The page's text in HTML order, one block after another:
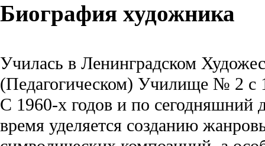
Биография художника
Училась в Ленинградском
(Педагогическом) Училище № 2 с
С 1960-х годов и по сегодняшний
время уделяется созданию